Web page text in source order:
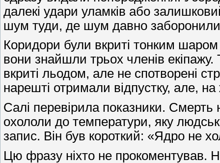
далекі удари уламків або
шум туди, де шум давно
Коридори були вкриті тонким
вони знайшли трьох членів
вкриті льодом, але не спотворені
нарешті отримали відпустку, але,
Салі перевірила показники. Смерть
охололи до температури, яку
запис. Він був короткий: «Ядро не
Цю фразу ніхто не прокоментував.